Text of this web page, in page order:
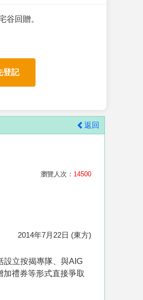
谷回贈。
登記
返回
瀏覽人次： 14500
2014年7月22日 (東方)
設立按揭專隊、與AIG
禮券等形式直接爭取